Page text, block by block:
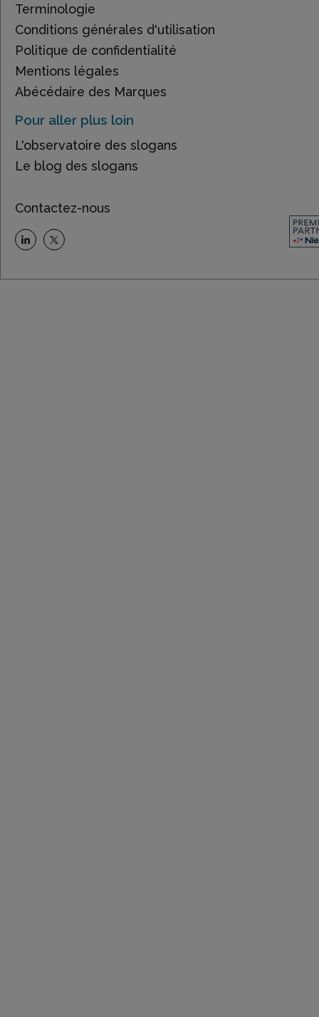
Terminologie
Conditions générales d'utilisation
Politique de confidentialité
Mentions légales
Abécédaire des Marques
Pour aller plus loin
L'observatoire des slogans
Le blog des slogans
Contactez-nous